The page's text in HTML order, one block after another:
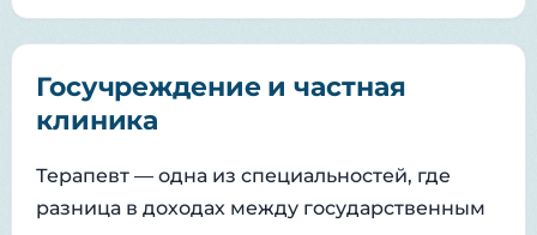
Госучреждение и частная
клиника
Терапевт — одна из специальностей, где
разница в доходах между государственным